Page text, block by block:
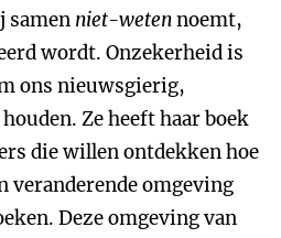
samen niet-wetennoemt,
wordt. Onzekerheid is
ons nieuwsgierig,
Ze heeft haar boek
die willen ontdekken hoe
veranderende omgeving
Deze omgeving van